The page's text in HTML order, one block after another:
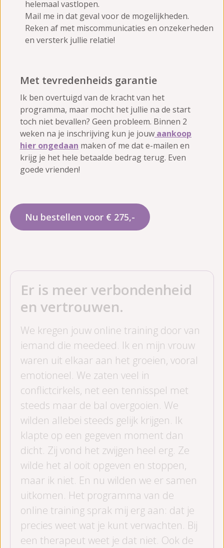
helemaal vastlopen.
Mail me in dat geval voor de mogelijkheden.
Reken af met miscommunicaties en onzekerheden
en versterk jullie relatie!
Met tevredenheids garantie
Ik ben overtuigd van de kracht van het
programma, maar mocht het jullie na de start
toch niet bevallen? Geen probleem. Binnen 2
weken na je inschrijving kun je jouw aankoop
hier ongedaan maken of me dat e-mailen en
krijg je het hele betaalde bedrag terug. Even
goede vrienden!
Nu bestellen voor € 275,-
Er is meer verbondenheid
en vertrouwen.
We kregen jouw online training door van
iemand die meedeed. Ik en mijn vrouw
waren uit elkaar aan het groeien, vooral
emotioneel. We zaten veel in
conflictcirkels, net een tennisspel met
steeds maar de bal overgooien. We
wilden allebei steeds gelijk krijgen. Ik
klapte op een gegeven moment dan
dicht. Zij vond het zwijgen heel erg. Ze
wilde het al ooit opgeven en stoppen,
maar ik niet. En nu wilden we er samen
uitkomen. Het programma van de
online training sprak mij erg aan: dat je
precies weet wat je kunt verwachten. Bij
een therapeut weet je dat niet. Ook de